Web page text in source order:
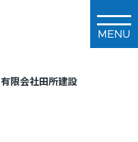
有限会社田所建設